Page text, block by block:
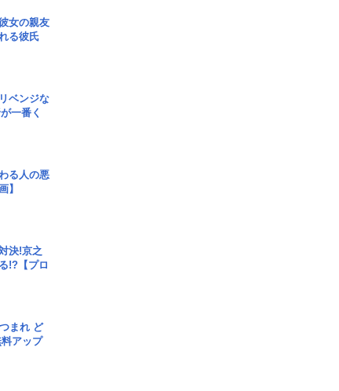
女の親友
る彼氏
ベンジな
一番く
る人の悪
】
決!京之
!?【プロ
まれ ど
アップ